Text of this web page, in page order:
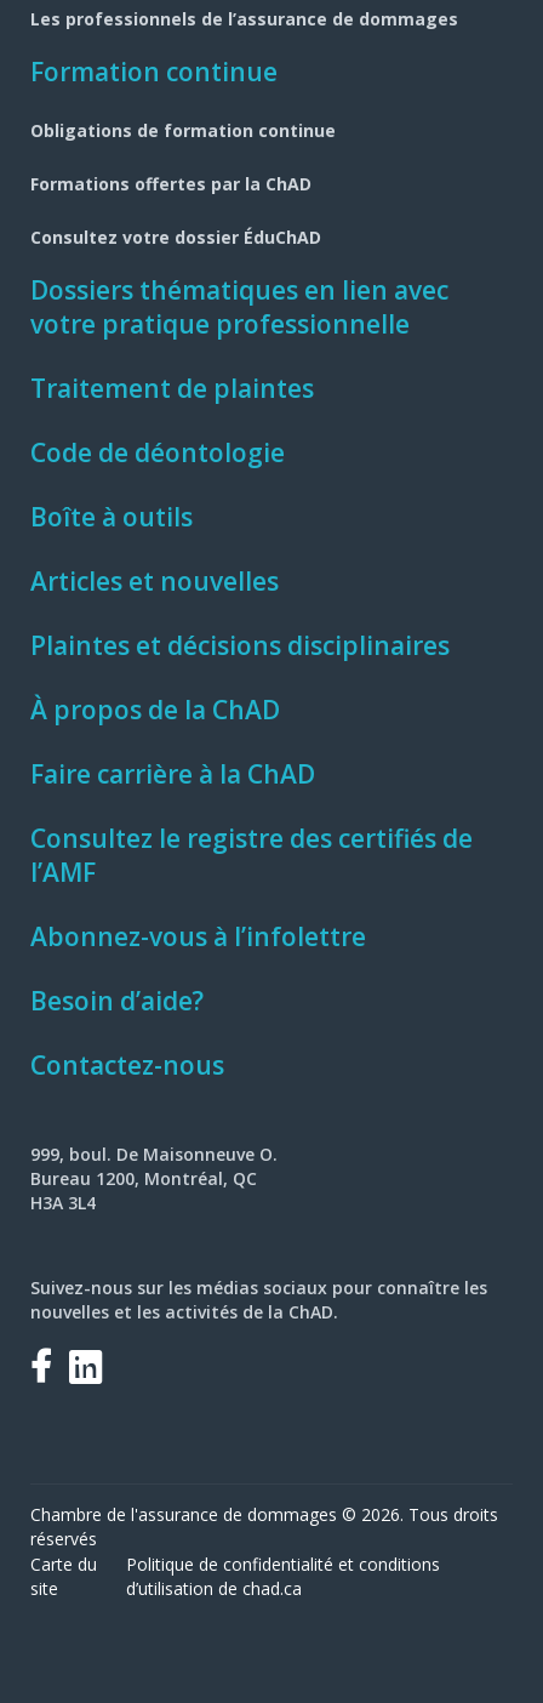
Les professionnels de l’assurance de dommages
Formation continue
Obligations de formation continue
Formations offertes par la ChAD
Consultez votre dossier ÉduChAD
Dossiers thématiques en lien avec
votre pratique professionnelle
Traitement de plaintes
Code de déontologie
Boîte à outils
Articles et nouvelles
Plaintes et décisions disciplinaires
À propos de la ChAD
Faire carrière à la ChAD
Consultez le registre des certifiés de
l’AMF
Abonnez-vous à l’infolettre
Besoin d’aide?
Contactez-nous
999, boul. De Maisonneuve O.
Bureau 1200, Montréal, QC
H3A 3L4
Suivez-nous sur les médias sociaux pour connaître les
nouvelles et les activités de la ChAD.
Facebook
LinkedIn
Chambre de l'assurance de dommages © 2026. Tous droits
réservés
Carte du
site
Politique de confidentialité et conditions
d’utilisation de chad.ca